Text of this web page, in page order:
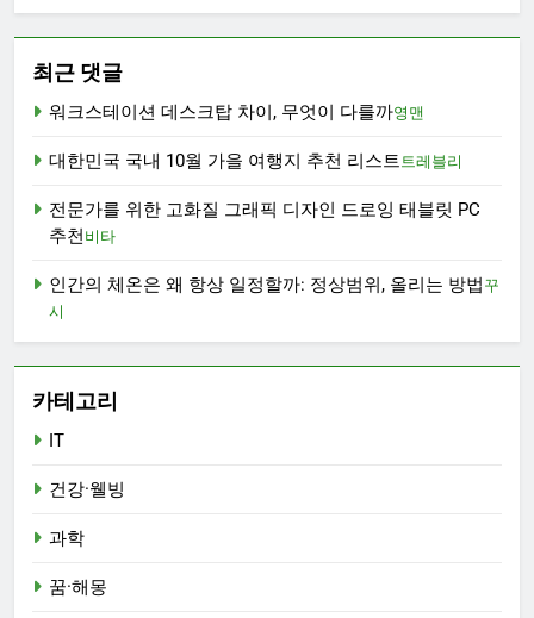
최근 댓글
워크스테이션 데스크탑 차이, 무엇이 다를까영맨
대한민국 국내 10월 가을 여행지 추천 리스트 트레블리
전문가를 위한 고화질 그래픽 디자인 드로잉 태블릿 PC
추천 비타
인간의 체온은 왜 항상 일정할까: 정상범위, 올리는 방법 꾸
시
카테고리
IT
건강·웰빙
과학
꿈·해몽